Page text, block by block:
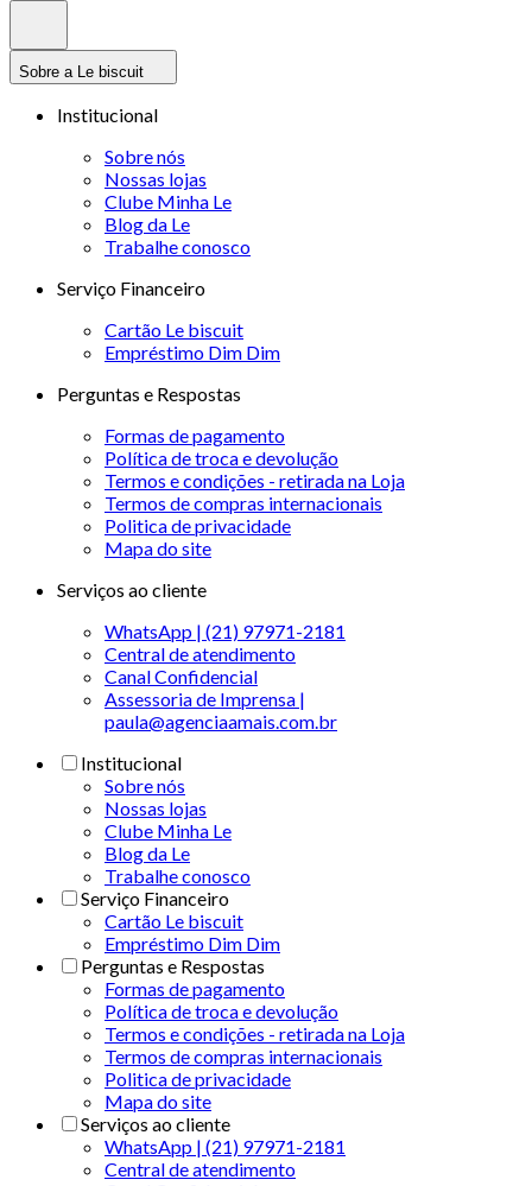
Sobre a Le biscuit
Institucional
Sobre nós
Nossas lojas
Clube Minha Le
Blog da Le
Trabalhe conosco
Serviço Financeiro
Cartão Le biscuit
Empréstimo Dim Dim
Perguntas e Respostas
Formas de pagamento
Política de troca e devolução
Termos e condições - retirada na Loja
Termos de compras internacionais
Politica de privacidade
Mapa do site
Serviços ao cliente
WhatsApp | (21) 97971-2181
Central de atendimento
Canal Confidencial
Assessoria de Imprensa |
paula@agenciaamais.com.br
Institucional
Sobre nós
Nossas lojas
Clube Minha Le
Blog da Le
Trabalhe conosco
Serviço Financeiro
Cartão Le biscuit
Empréstimo Dim Dim
Perguntas e Respostas
Formas de pagamento
Política de troca e devolução
Termos e condições - retirada na Loja
Termos de compras internacionais
Politica de privacidade
Mapa do site
Serviços ao cliente
WhatsApp | (21) 97971-2181
Central de atendimento